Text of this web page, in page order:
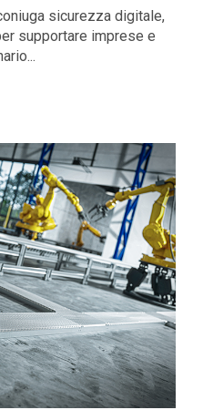
sicurezza digitale,
supportare imprese e